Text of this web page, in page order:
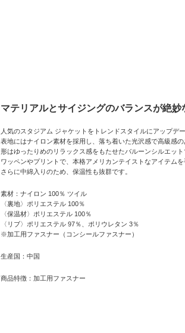
マテリアルとサイジングのバランスが絶妙
人気のスタジアム ジャケットをトレンドスタイルにアップデー
表地にはナイロン素材を採用し、落ち着いた光沢感で高級感の
形はゆったりめのリラックス感をもたせたバルーンシルエッ
ワッペンやプリントで、本格アメリカンテイストなアイテムを
さらに中綿入りのため、保温性も抜群です。
素材：ナイロン 100％ ツイル
〈裏地〉ポリエステル 100％
〈保温材〉ポリエステル 100％
〈リブ〉ポリエステル 97％、ポリウレタン 3％
※加工用ファスナー（コンシールファスナー）
生産国：中国
商品特徴：加工用ファスナー